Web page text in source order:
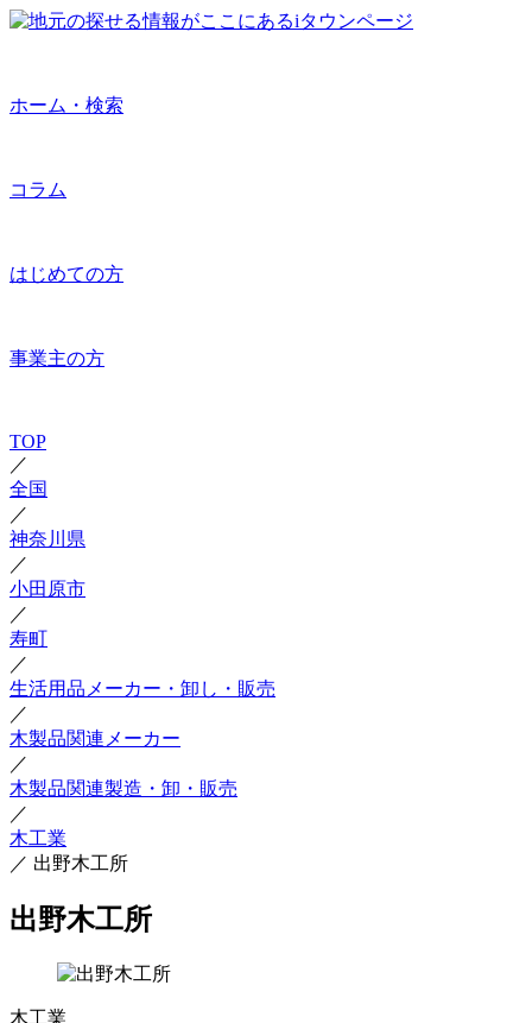
ホーム・検索
コラム
はじめての方
事業主の方
TOP
／
全国
／
神奈川県
／
小田原市
／
寿町
／
生活用品メーカー・卸し・販売
／
木製品関連メーカー
／
木製品関連製造・卸・販売
／
木工業
／ 出野木工所
出野木工所
木工業